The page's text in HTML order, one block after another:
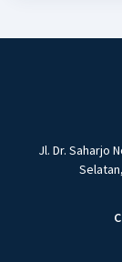
Jl. Dr. Saharjo